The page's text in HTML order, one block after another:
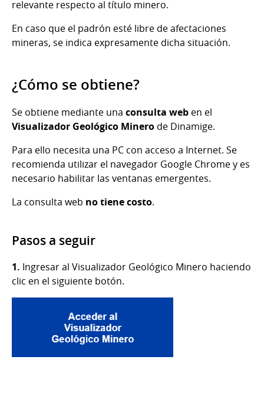
relevante respecto al título minero.
En caso que el padrón esté libre de afectaciones
mineras, se indica expresamente dicha situación.
¿Cómo se obtiene?
Se obtiene mediante una consulta web en el
Visualizador Geológico Minero de Dinamige.
Para ello necesita una PC con acceso a Internet. Se
recomienda utilizar el navegador Google Chrome y es
necesario habilitar las ventanas emergentes.
La consulta web no tiene costo.
Pasos a seguir
1. Ingresar al Visualizador Geológico Minero haciendo
clic en el siguiente botón.